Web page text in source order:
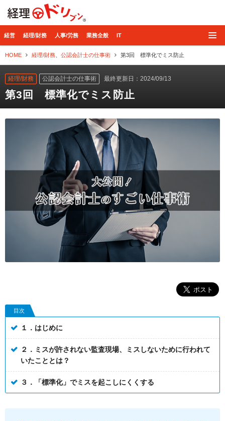
経営 経理/財務 人事/労務 業務全般 IT
HOME 経理/財務 公認会計士の仕事術 第3回 標準化でミス防止
経理/財務 公認会計士の仕事術 最終更新日：2024/09/13
第3回 標準化でミス防止
目次
１．はじめに
２．ミスが許されない監査現場、ミスしないために行われて
いたこととは？
３．「標準化」でミスを起こしにくくする